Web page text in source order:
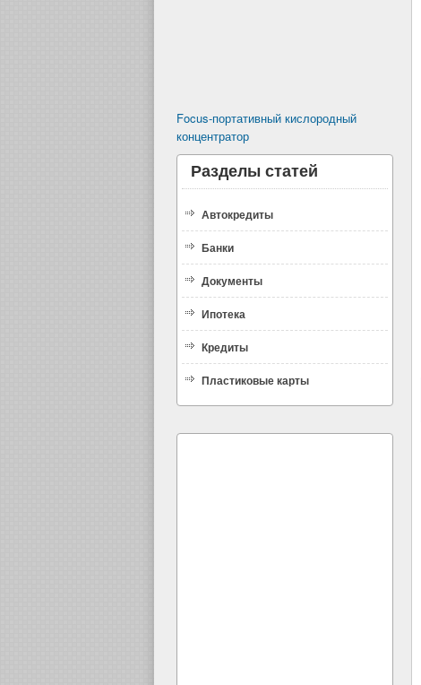
Focus-портативный кислородный
концентратор
Разделы статей
Автокредиты
Банки
Документы
Ипотека
Кредиты
Пластиковые карты